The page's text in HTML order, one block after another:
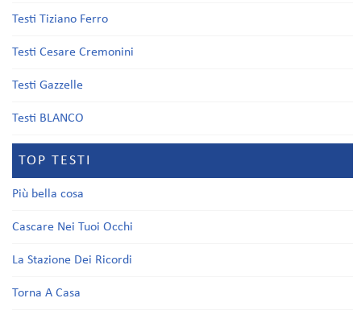
Testi Tiziano Ferro
Testi Cesare Cremonini
Testi Gazzelle
Testi BLANCO
TOP TESTI
Più bella cosa
Cascare Nei Tuoi Occhi
La Stazione Dei Ricordi
Torna A Casa